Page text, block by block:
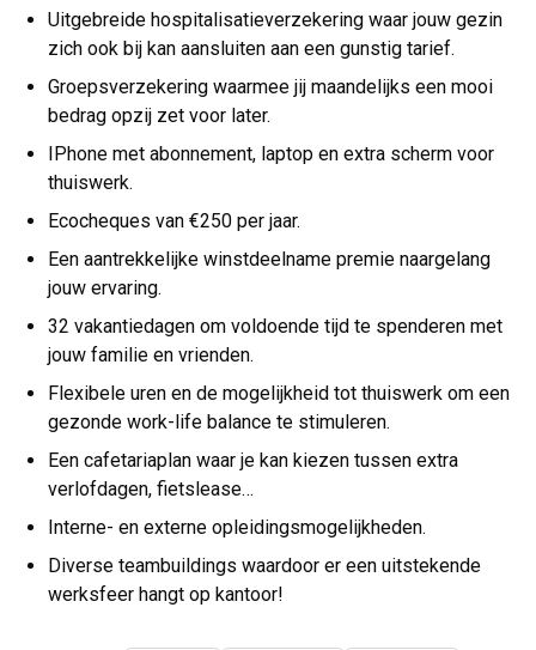
Uitgebreide hospitalisatieverzekering waar jouw gezin
zich ook bij kan aansluiten aan een gunstig tarief.
Groepsverzekering waarmee jij maandelijks een mooi
bedrag opzij zet voor later.
IPhone met abonnement, laptop en extra scherm voor
thuiswerk.
Ecocheques van €250 per jaar.
Een aantrekkelijke winstdeelname premie naargelang
jouw ervaring.
32 vakantiedagen om voldoende tijd te spenderen met
jouw familie en vrienden.
Flexibele uren en de mogelijkheid tot thuiswerk om een
gezonde work-life balance te stimuleren.
Een cafetariaplan waar je kan kiezen tussen extra
verlofdagen, fietslease…
Interne- en externe opleidingsmogelijkheden.
Diverse teambuildings waardoor er een uitstekende
werksfeer hangt op kantoor!